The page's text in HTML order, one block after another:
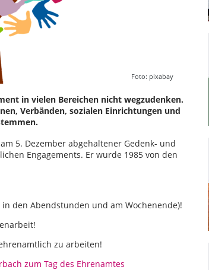
Foto: pixabay
in vielen Bereichen nicht wegzudenken.
Verbänden, sozialen Einrichtungen und
5. Dezember abgehaltener Gedenk- und
Engagements. Er wurde 1985 von den
den Abendstunden und am Wochenende)!
zu arbeiten!
zum Tag des Ehrenamtes